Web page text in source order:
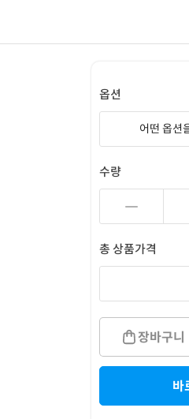
옵션
어떤 옵션
수량
총 상품가격
장바구니
바